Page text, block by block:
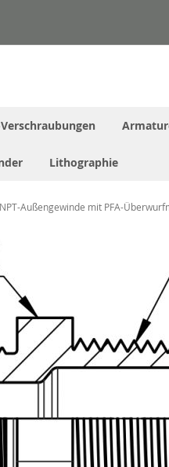
Lithographie
Außengewinde mit PFA-